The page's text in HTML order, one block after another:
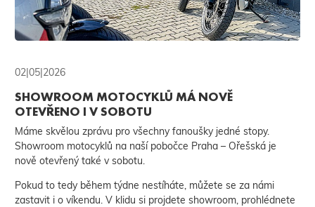
02|05|2026
SHOWROOM MOTOCYKLŮ MÁ NOVĚ
OTEVŘENO I V SOBOTU
Máme skvělou zprávu pro všechny fanoušky jedné stopy.
Showroom motocyklů na naší pobočce Praha – Ořešská je
nově otevřený také v sobotu.
Pokud to tedy během týdne nestíháte, můžete se za námi
zastavit i o víkendu. V klidu si projdete showroom, prohlédnete